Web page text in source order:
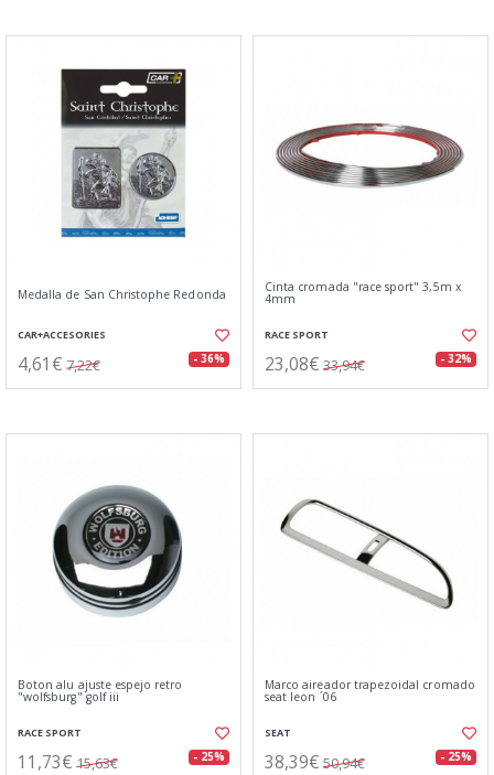
Medalla de San Christophe Redonda
CAR+ACCESORIES
4,61€ 7,22€ - 36%
Cinta cromada "race sport" 3,5m x
4mm
RACE SPORT
23,08€ 33,94€ - 32%
Boton alu ajuste espejo retro
"wolfsburg" golf iii
RACE SPORT
11,73€ 15,63€ - 25%
Marco aireador trapezoidal cromado
seat leon ´06
SEAT
38,39€ 50,94€ - 25%